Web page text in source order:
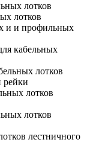
лотков
лотков
и и профильных
кабельных
лотков
рейки
лотков
лотков
лестничного